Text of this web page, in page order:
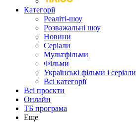
Категорії
Реаліті-шоу
Розважальні шоу
Новини
Серіали
Мультфільми
Фільми
Українські фільми і серіали
Всі категорії
Всі проєкти
Онлайн
ТБ програма
Еще